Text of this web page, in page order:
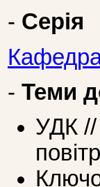
- Серія
Кафедра
- Теми
УДК //